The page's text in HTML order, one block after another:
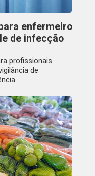
enfermeiro
de infecção
profissionais
de